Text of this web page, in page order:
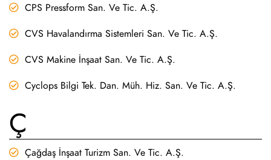
CPS Pressform San. Ve Tic. A.Ş.
CVS Havalandırma Sistemleri San. Ve Tic. A.Ş.
CVS Makine İnşaat San. Ve Tic. A.Ş.
Cyclops Bilgi Tek. Dan. Müh. Hiz. San. Ve Tic. A.Ş.
Ç
Çağdaş İnşaat Turizm San. Ve Tic. A.Ş.